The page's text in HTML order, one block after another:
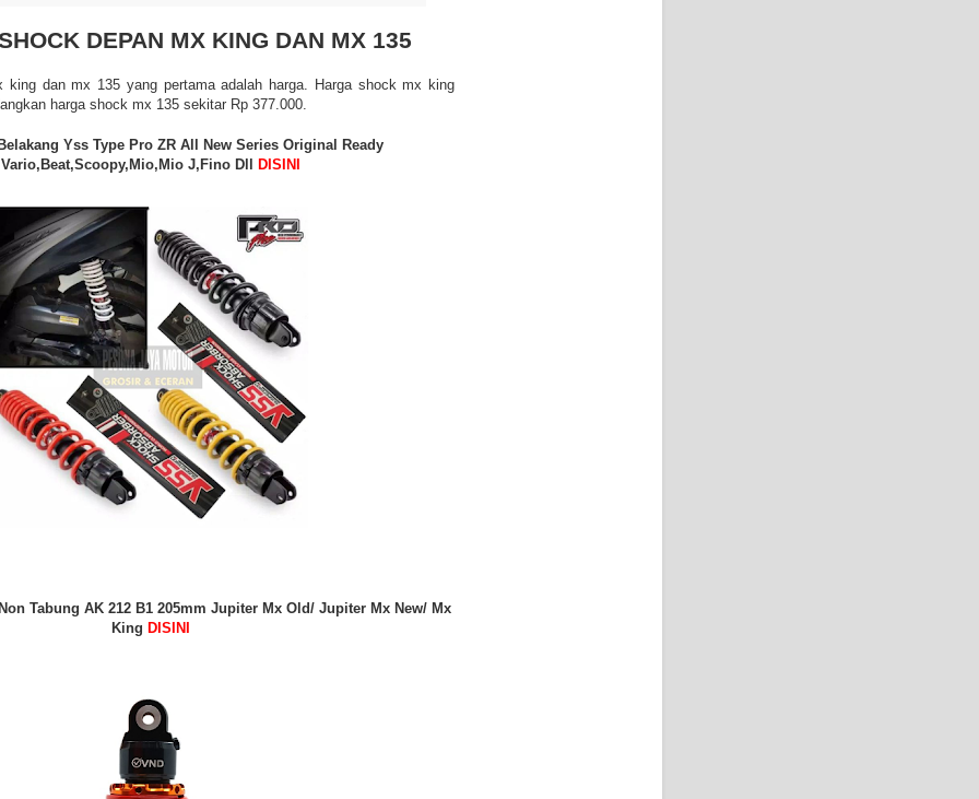
DEPAN MX KING DAN MX 135
king dan mx 135 yang pertama adalah harga. Harga shock mx king
harga shock mx 135 sekitar Rp 377.000.
Yss Type Pro ZR All New Series Original Ready
Vario,Beat,Scoopy,Mio,Mio J,Fino Dll
DISINI
Tabung AK 212 B1 205mm Jupiter Mx Old/ Jupiter Mx New/ Mx
King DISINI